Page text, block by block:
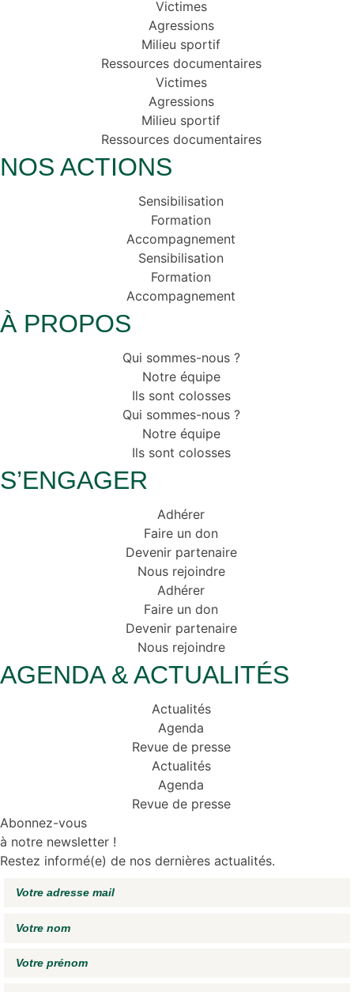
Victimes
Agressions
Milieu sportif
Ressources documentaires
Victimes
Agressions
Milieu sportif
Ressources documentaires
NOS ACTIONS
Sensibilisation
Formation
Accompagnement
Sensibilisation
Formation
Accompagnement
À PROPOS
Qui sommes-nous ?
Notre équipe
Ils sont colosses
Qui sommes-nous ?
Notre équipe
Ils sont colosses
S’ENGAGER
Adhérer
Faire un don
Devenir partenaire
Nous rejoindre
Adhérer
Faire un don
Devenir partenaire
Nous rejoindre
AGENDA & ACTUALITÉS
Actualités
Agenda
Revue de presse
Actualités
Agenda
Revue de presse
Abonnez-vous
à notre newsletter !
Restez informé(e) de nos dernières actualités.